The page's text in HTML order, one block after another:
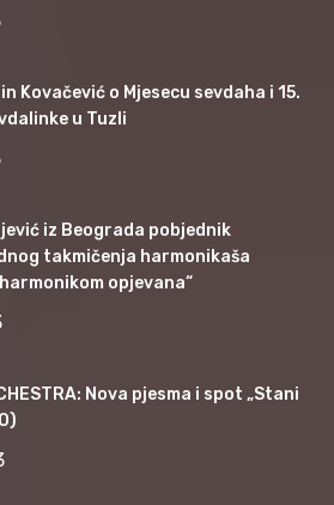
Kovačević o Mjesecu sevdaha i 15.
u Tuzli
iz Beograda pobjednik
takmičenja harmonikaša
opjevana“
Nova pjesma i spot „Stani